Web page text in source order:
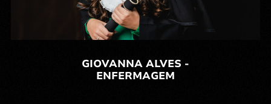
GIOVANNA ALVES -
ENFERMAGEM